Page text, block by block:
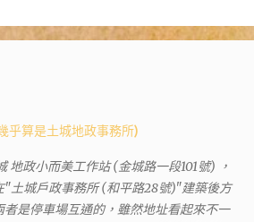
乎算是土城地政事務所)
地政小而美工作站 (金城路一段101號) ，
"土城戶政事務所 (和平路28號)"建築後方
是停車場互通的，雖然地址看起來不一